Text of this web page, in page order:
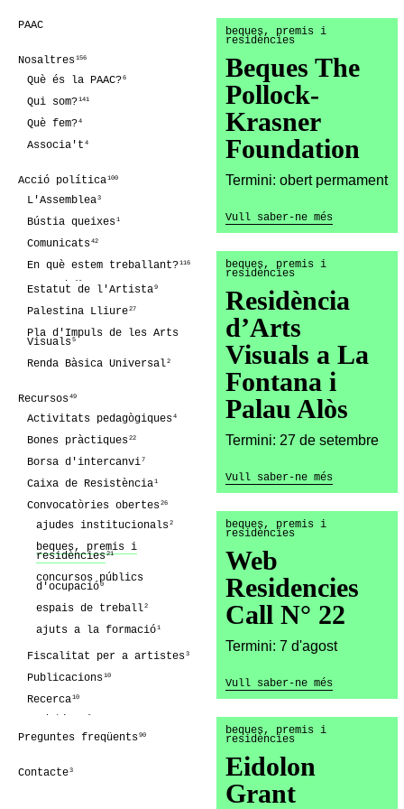
PAAC
Nosaltres156
Què és la PAAC?6
Qui som?141
Què fem?4
Associa't 4
Acció política100
L'Assemblea3
Bústia queixes1
Comunicats42
En què estem treballant?116
Agenda 92
Notícies
Arxiu
Arxiu notícies
Estatut de l'Artista9
Palestina Lliure27
Pla d'Impuls de les Arts
Visuals5
Renda Bàsica Universal2
Recursos49
Activitats pedagògiques4
Bones pràctiques22
Borsa d'intercanvi7
Caixa de Resistència1
Convocatòries obertes26
ajudes institucionals2
beques, premis i
residències21
concursos públics
d'ocupació0
espais de treball2
ajuts a la formació1
Fiscalitat per a artistes3
Publicacions10
Recerca10
2
Sostenibilitat 2
Preguntes freqüents90
Contacte3
beques, premis i
residències
Beques The
Pollock-
Krasner
Foundation
Termini: obert permament
Vull saber-ne més
beques, premis i
residències
Residència
d’Arts
Visuals a La
Fontana i
Palau Alòs
Termini: 27 de setembre
Vull saber-ne més
beques, premis i
residències
Web
Residencies
Call N° 22
Termini: 7 d'agost
Vull saber-ne més
beques, premis i
residències
Eidolon
Grant